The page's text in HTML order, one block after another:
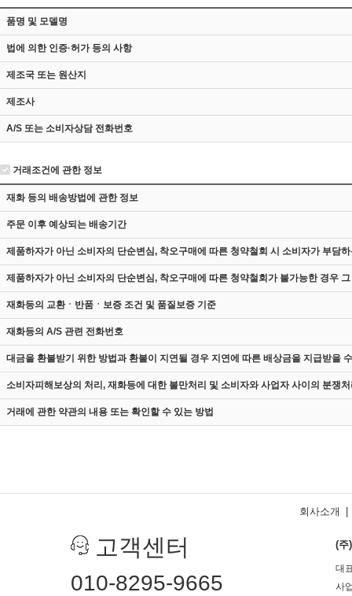
품명 및 모델명
법에 의한 인증·허가 등의 사항
제조국 또는 원산지
제조사
A/S 또는 소비자상담 전화번호
거래조건에 관한 정보
재화 등의 배송방법에 관한 정보
주문 이후 예상되는 배송기간
제품하자가 아닌 소비자의 단순변심, 착오구매에 따른 청약철회 시 소비자가 부담
제품하자가 아닌 소비자의 단순변심, 착오구매에 따른 청약철회가 불가능한 경우
재화등의 교환ㆍ반품ㆍ보증 조건 및 품질보증 기준
재화등의 A/S 관련 전화번호
대금을 환불받기 위한 방법과 환불이 지연될 경우 지연에 따른 배상금을 지급받을
소비자피해보상의 처리, 재화등에 대한 불만처리 및 소비자와 사업자 사이의 분쟁
거래에 관한 약관의 내용 또는 확인할 수 있는 방법
회사소개
고객센터
010-8295-9665
(주
대
사